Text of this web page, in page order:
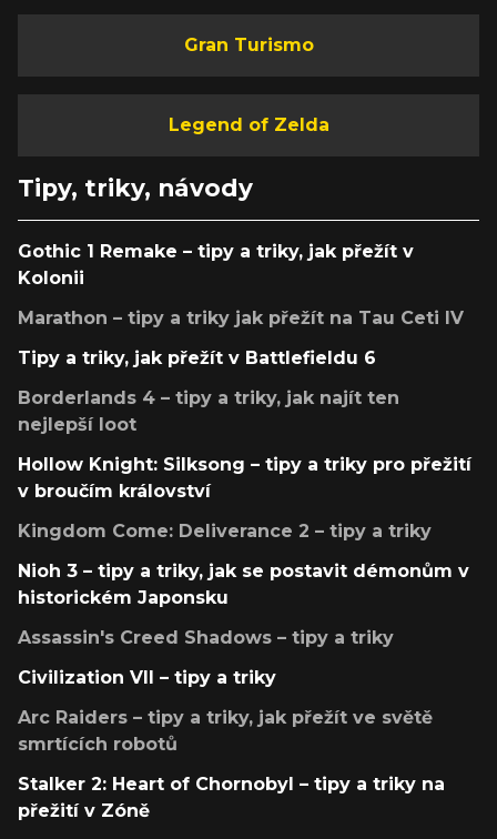
Gran Turismo
Legend of Zelda
Tipy, triky, návody
Gothic 1 Remake – tipy a triky, jak přežít v
Kolonii
Marathon – tipy a triky jak přežít na Tau Ceti IV
Tipy a triky, jak přežít v Battlefieldu 6
Borderlands 4 – tipy a triky, jak najít ten
nejlepší loot
Hollow Knight: Silksong – tipy a triky pro přežití
v broučím království
Kingdom Come: Deliverance 2 – tipy a triky
Nioh 3 – tipy a triky, jak se postavit démonům v
historickém Japonsku
Assassin's Creed Shadows – tipy a triky
Civilization VII – tipy a triky
Arc Raiders – tipy a triky, jak přežít ve světě
smrtících robotů
Stalker 2: Heart of Chornobyl – tipy a triky na
přežití v Zóně